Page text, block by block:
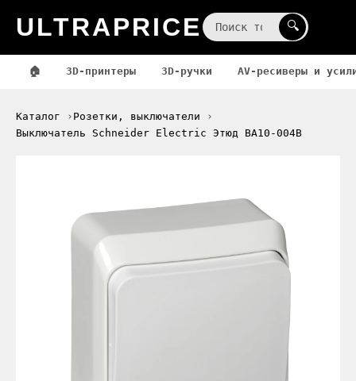
ULTRAPRICE 🔍
🏠 3D-принтеры 3D-ручки AV-ресиверы и
Каталог
Розетки, выключатели
Выключатель Schneider Electric Этюд BA10-004B